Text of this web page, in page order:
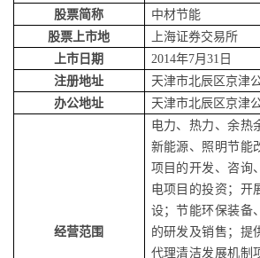
股票简称
中材节能
股票上市地
上海证券交易所
上市日期
2014年7月 31 日
注册地址
天津市北辰区京津
办公地址
天津市北辰区京津
经营范围
电力、热力、余热
新能源、照明节能
项目的开发、咨询
电项目的投资；开
设；节能环保装备
的研发及销售；提
代理清洁发展机制